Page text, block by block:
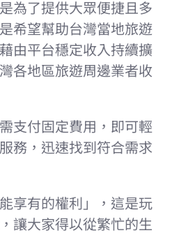
為了提供大眾便捷且多
希望幫助台灣當地旅遊
由平台穩定收入持續擴
各地區旅遊周邊業者收
支付固定費用，即可輕
務，迅速找到符合需求
享有的權利」，這是玩
讓大家得以從繁忙的生